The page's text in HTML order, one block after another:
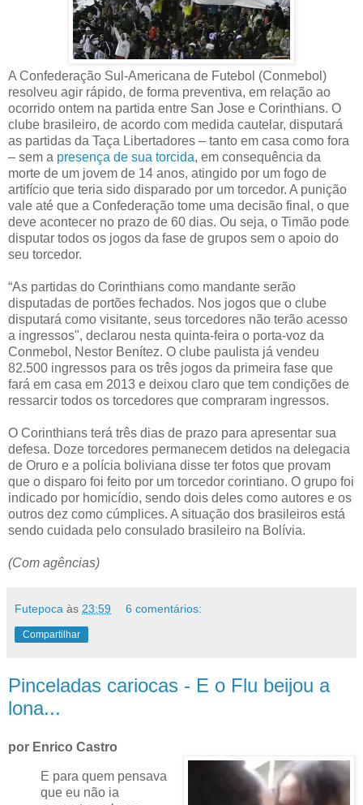
A Confederação Sul-Americana de Futebol (Conmebol)
resolveu agir rápido, de forma preventiva, em relação ao
ocorrido ontem na partida entre San Jose e Corinthians. O
clube brasileiro, de acordo com medida cautelar, disputará
as partidas da Taça Libertadores – tanto em casa como fora
– sem a presença de sua torcida, em consequência da
morte de um jovem de 14 anos, atingido por um fogo de
artifício que teria sido disparado por um torcedor. A punição
vale até que a Confederação tome uma decisão final, o que
deve acontecer no prazo de 60 dias. Ou seja, o Timão pode
disputar todos os jogos da fase de grupos sem o apoio do
seu torcedor.
“As partidas do Corinthians como mandante serão
disputadas de portões fechados. Nos jogos que o clube
disputará como visitante, seus torcedores não terão acesso
a ingressos", declarou nesta quinta-feira o porta-voz da
Conmebol, Nestor Benítez. O clube paulista já vendeu
82.500 ingressos para os três jogos da primeira fase que
fará em casa em 2013 e deixou claro que tem condições de
ressarcir todos os torcedores que compraram ingressos.
O Corinthians terá três dias de prazo para apresentar sua
defesa. Doze torcedores permanecem detidos na delegacia
de Oruro e a polícia boliviana disse ter fotos que provam
que o disparo foi feito por um torcedor corintiano. O grupo foi
indicado por homicídio, sendo dois deles como autores e os
outros dez como cúmplices. A situação dos brasileiros está
sendo cuidada pelo consulado brasileiro na Bolívia.
(Com agências)
Futepoca às 23:59 6 comentários:
Compartilhar
Pinceladas cariocas - E o Flu beijou a
lona...
por Enrico Castro
E para quem pensava
que eu não ia